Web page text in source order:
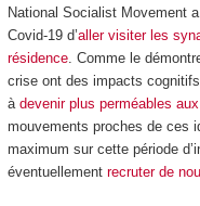
National Socialist Movement
Covid-19 d’aller visiter les
résidence. Comme le
crise ont des impacts
à devenir plus perméables
mouvements proches de ces
maximum sur cette période
éventuellementrecruter de